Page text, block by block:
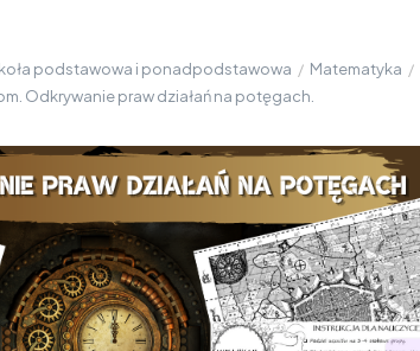
podstawowa i ponadpodstawowa / Matematyka /
Odkrywanie praw działań na potęgach.